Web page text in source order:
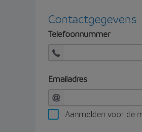
Contactgegevens
Telefoonnummer
Emailadres
Aanmelden voor de